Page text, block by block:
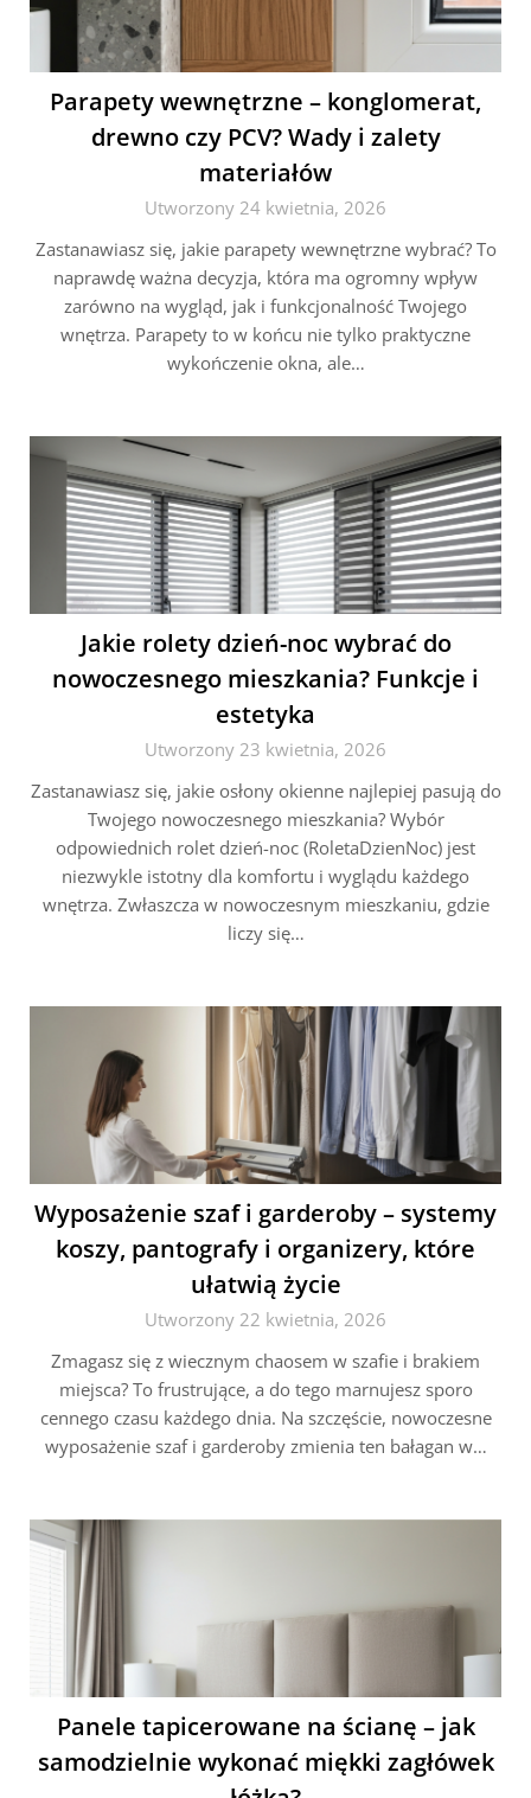
Parapety wewnętrzne – konglomerat,
drewno czy PCV? Wady i zalety
materiałów
Utworzony 24 kwietnia, 2026
Zastanawiasz się, jakie parapety wewnętrzne wybrać? To
naprawdę ważna decyzja, która ma ogromny wpływ
zarówno na wygląd, jak i funkcjonalność Twojego
wnętrza. Parapety to w końcu nie tylko praktyczne
wykończenie okna, ale…
Jakie rolety dzień-noc wybrać do
nowoczesnego mieszkania? Funkcje i
estetyka
Utworzony 23 kwietnia, 2026
Zastanawiasz się, jakie osłony okienne najlepiej pasują do
Twojego nowoczesnego mieszkania? Wybór
odpowiednich rolet dzień-noc (RoletaDzienNoc) jest
niezwykle istotny dla komfortu i wyglądu każdego
wnętrza. Zwłaszcza w nowoczesnym mieszkaniu, gdzie
liczy się…
Wyposażenie szaf i garderoby – systemy
koszy, pantografy i organizery, które
ułatwią życie
Utworzony 22 kwietnia, 2026
Zmagasz się z wiecznym chaosem w szafie i brakiem
miejsca? To frustrujące, a do tego marnujesz sporo
cennego czasu każdego dnia. Na szczęście, nowoczesne
wyposażenie szaf i garderoby zmienia ten bałagan w…
Panele tapicerowane na ścianę – jak
samodzielnie wykonać miękki zagłówek